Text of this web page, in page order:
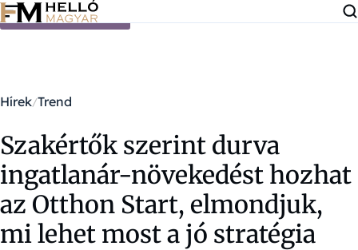
Ugrás a tartalomra
Hírek Trend
Szakértők szerint durva
ingatlanár-növekedést hozhat
az Otthon Start, elmondjuk,
mi lehet most a jó stratégia